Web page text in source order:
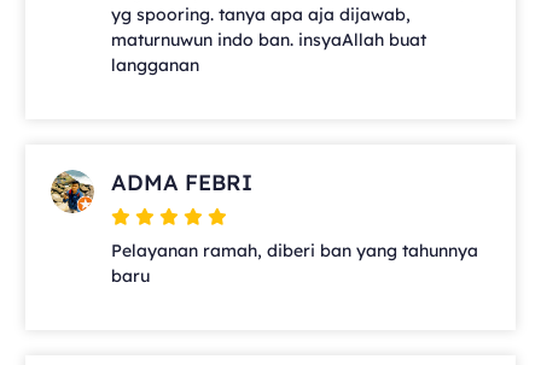
yg spooring. tanya apa aja dijawab,
maturnuwun indo ban. insyaAllah buat
langganan
ADMA FEBRI
Pelayanan ramah, diberi ban yang tahunnya
baru